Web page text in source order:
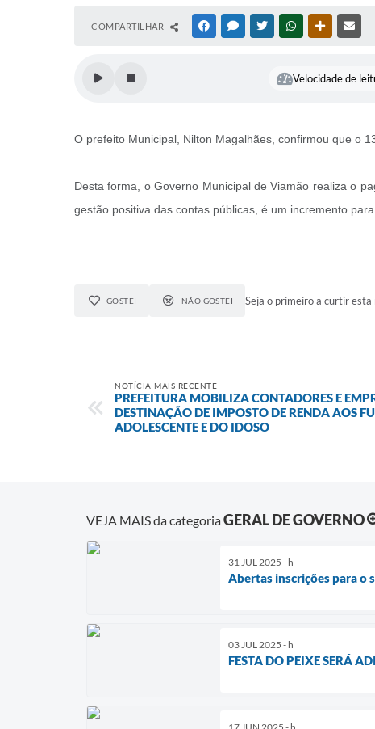
COMPARTILHAR FACEBOOKMESSENGER
TWITTERWHATSAPPOUTRAS
Velocidade de
O prefeito Municipal, Nilton Magalhães, confirmou que o
Desta forma, o Governo Municipal de Viamão realiza o
gestão positiva das contas públicas, é um incremento
GOSTEI NÃO GOSTEI Seja o primeiro a curtir esta
NOTÍCIA MAIS RECENTE
PREFEITURA MOBILIZA CONTADORES E
DESTINAÇÃO DE IMPOSTO DE RENDA AOS
ADOLESCENTE E DO IDOSO
VEJA MAIS da categoriaGERAL DE GOVERNO
31 JUL 2025 - h
Abertas inscrições para o
03 JUL 2025 - h
FESTA DO PEIXE SERÁ